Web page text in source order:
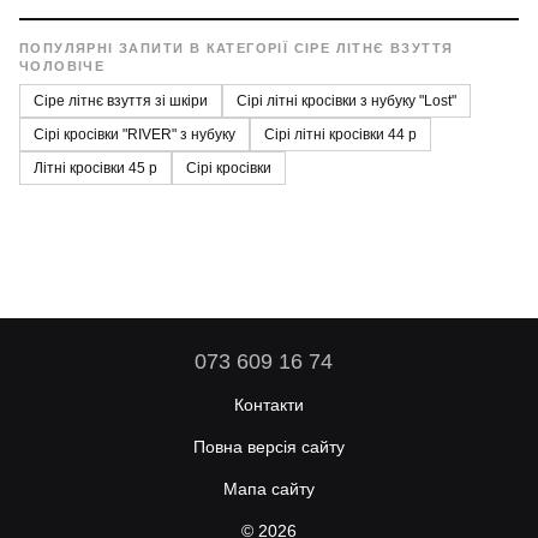
та базовий тариф доставки перевізника.
ПОПУЛЯРНІ ЗАПИТИ В КАТЕГОРІЇ СІРЕ ЛІТНЄ ВЗУТТЯ
ЧОЛОВІЧЕ
Сіре літнє взуття зі шкіри
Сірі літні кросівки з нубуку "Lost"
Сірі кросівки "RIVER" з нубуку
Сірі літні кросівки 44 р
Літні кросівки 45 р
Сірі кросівки
073 609 16 74
Контакти
Повна версія сайту
Мапа сайту
© 2026